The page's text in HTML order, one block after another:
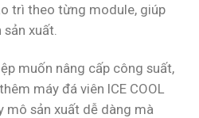
trì theo từng module, giúp
xuất.
muốn nâng cấp công suất,
máy đá viên ICE COOL
sản xuất dễ dàng mà